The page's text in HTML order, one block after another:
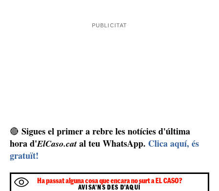
🔴 Sigues el primer a rebre les notícies d'última
hora d'ElCaso.cat al teu WhatsApp. Clica aquí, és
gratuït!
Ha passat alguna cosa que encara no surt a EL CASO?
AVISA'NS DES D'AQUÍ